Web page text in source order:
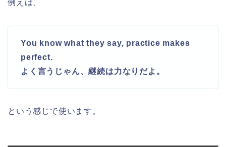
例えば、
You know what they say, practice makes
perfect.
よく言うじゃん、継続は力なりだよ。
という感じで使います。